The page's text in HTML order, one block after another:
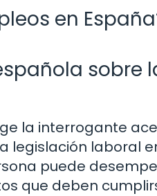
en
sobre
la interrogante
legislación laboral
puede
que deben